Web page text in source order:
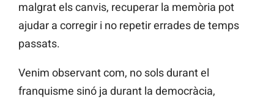
malgrat els canvis, recuperar la memòria pot
ajudar a corregir i no repetir errades de temps
passats.
Venim observant com, no sols durant el
franquisme sinó ja durant la democràcia,